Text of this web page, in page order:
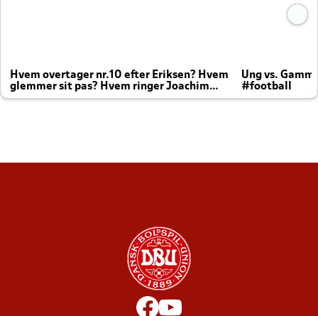
Hvem overtager nr.10 efter Eriksen? Hvem
glemmer sit pas? Hvem ringer Joachim
altid til efter kampe?
Ung vs.
#football